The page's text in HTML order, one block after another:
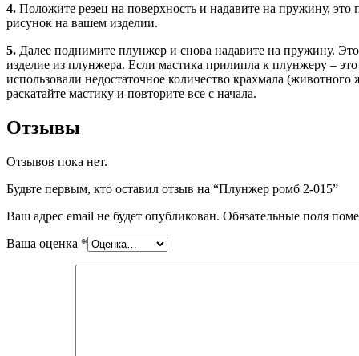
4. Положите резец на поверхность и надавите на пружину, это
рисунок на вашем изделии.
5. Далее поднимите плунжер и снова надавите на пружину.
изделие из плунжера. Если мастика прилипла к плунжеру –
использовали недостаточное количество крахмала
раскатайте мастику и повторите все с начала.
Отзывы
Отзывов пока нет.
Будьте первым, кто оставил отзыв на “Плунжер ромб 2-015”
Ваш адрес email не будет опубликован. Обязательные поля
Ваша оценка *